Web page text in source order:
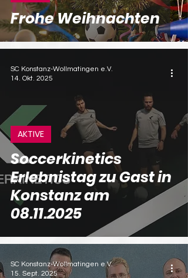
Frohe Weihnachten
Soccerkinetics
Erlebnistag zu Gast in
Konstanz am
08.11.2025
AKTIVE
SC Konstanz-Wollmatingen e.V.
14. Okt. 2025
SC Konstanz-Wollmatingen e.V.
15. Sept. 2025